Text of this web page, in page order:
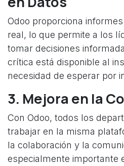
Odoo proporciona
real, lo que permite a los
tomar decisiones
crítica está disponible al
necesidad de esperar por
3. Mejora en la
Con Odoo, todos los
trabajar en la misma
la colaboración y la
especialmente importante